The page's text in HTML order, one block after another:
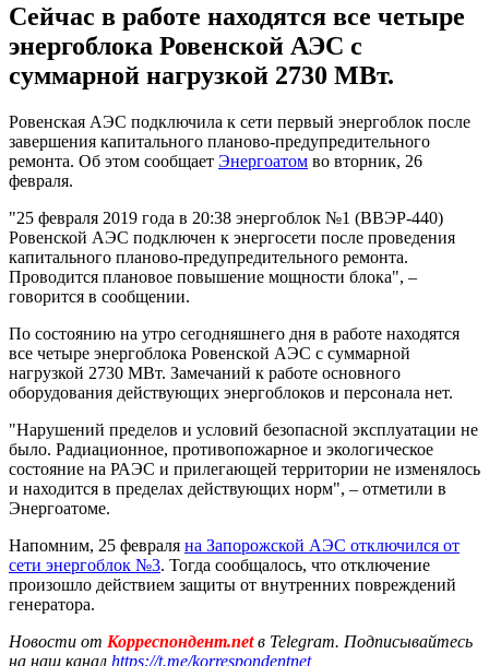
Сейчас в работе находятся все четыре
энергоблока Ровенской АЭС с
суммарной нагрузкой 2730 МВт.
Ровенская АЭС подключила к сети первый энергоблок после
завершения капитального планово-предупредительного
ремонта. Об этом сообщает Энергоатом во вторник, 26
февраля.
"25 февраля 2019 года в 20:38 энергоблок №1 (ВВЭР-440)
Ровенской АЭС подключен к энергосети после проведения
капитального планово-предупредительного ремонта.
Проводится плановое повышение мощности блока", –
говорится в сообщении.
По состоянию на утро сегодняшнего дня в работе находятся
все четыре энергоблока Ровенской АЭС с суммарной
нагрузкой 2730 МВт. Замечаний к работе основного
оборудования действующих энергоблоков и персонала нет.
"Нарушений пределов и условий безопасной эксплуатации не
было. Радиационное, противопожарное и экологическое
состояние на РАЭС и прилегающей территории не изменялось
и находится в пределах действующих норм", – отметили в
Энергоатоме.
Напомним, 25 февраля на Запорожской АЭС отключился от
сети энергоблок №3. Тогда сообщалось, что отключение
произошло действием защиты от внутренних повреждений
генератора.
Новости от Корреспондент.netв Telegram. Подписывайтесь
на наш канал https://t.me/korrespondentnet